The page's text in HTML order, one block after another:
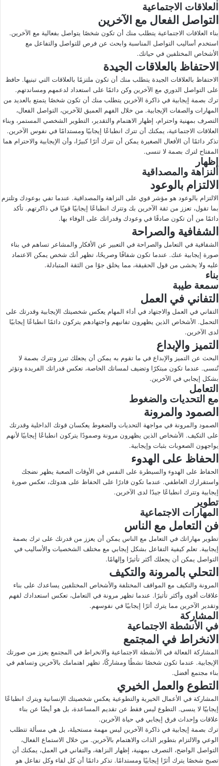
العلاقات الاجتماعية
التواصل الفعال مع الآخرين
بناء العلاقات الاجتماعية يتطلب منك أن تكون شخصًا يتواصل بفعالية مع الآخرين.
استخدم أساليب التواصل المناسبة وابحث عن فرص للتواصل والتفاعل مع
الأشخاص المختلفين في حياتك.
الاحتفاظ بالعلاقات الجيدة
الاحتفاظ بالعلاقات الجيدة يتطلب منك أن تكون ملتزمًا بالعلاقات التي تبنيها. حافظ
على التواصل الدوري مع الآخرين وكن دائمًا على استعداد لدعمهم ومساندتهم.
ترك بصمة إيجابية في ذاكرة الآخرين يتطلب منك أن تكون شخصًا يتمتع بالعديد من
المهارات والصفات الإيجابية. من خلال الفهم العميق للآخرين، التواصل الفعال،
التصرف بمهنية واحترام، إظهار الاهتمام والتقدير، التطوير الشخصي المستمر، وبناء
العلاقات الاجتماعية، يمكنك أن تترك انطباعًا إيجابيًا ومستدامًا في نفوس الآخرين.
تذكر دائمًا أن الأفعال الصغيرة يمكن أن تترك أثرًا كبيرًا، وأن الإيجابية والاحترام هما
المفتاح لترك بصمة لا تنسى.
إظهار
النزاهة والمصداقية
الالتزام بالوعود
الالتزام بالوعود هو مؤشر قوي على النزاهة والمصداقية. عندما تفي بوعودك وتلتزم
بما تقول، تعزز من ثقة الآخرين بك وتترك انطباعًا إيجابيًا قويًا في ذاكرتهم. تأكد
دائمًا من أن تكون صادقًا في وعودك وقدراتك على الوفاء بها.
الشفافية والصراحة
الشفافية في التعامل والصراحة في التعبير عن الأفكار والمشاعر تساهم في بناء
صورة إيجابية عنك. عندما تكون شفافًا وصريحًا، تظهر أنك شخص يمكن الاعتماد
عليه ولا يخشى من قول الحقيقة، مما يخلق جوًا من الثقة المتبادلة.
بناء
سمعة طيبة
التفاني في العمل
التفاني في العمل والاجتهاد في أداء المهام يعكس شخصيتك الإيجابية وقدرتك على
التحمل. الأشخاص الذين يظهرون تفانيهم واجتهادهم يتركون دائمًا انطباعًا إيجابيًا
لدى الآخرين.
التميز والإبداع
البحث عن التميز والإبداع في ما تقوم به يمكن أن يجعلك تبرز وتترك بصمة لا
تُنسى. عندما تكون مبتكرًا وتضيف لمساتك الخاصة، تعكس قدراتك الفريدة وتؤثر
بشكل إيجابي في الآخرين.
التعامل
مع التحديات والضغوط
الصمود والمرونة
الصمود والمرونة في مواجهة التحديات والضغوط يعكسان قوتك الداخلية وقدرتك
على التكيف. الأشخاص الذين يظهرون مرونة وصمودًا يتركون انطباعًا إيجابيًا لأنهم
يواجهون الصعوبات بثبات وإيجابية.
الحفاظ على الهدوء
الحفاظ على الهدوء والسيطرة على النفس في الأوقات الصعبة يظهر نضجك
واستقرارك العاطفي. عندما تكون قادرًا على الحفاظ على هدوئك، تعكس صورة
إيجابية وتترك انطباعًا جيدًا لدى الآخرين.
تطوير
المهارات الاجتماعية
فن التعامل مع الناس
تطوير مهاراتك في التعامل مع الناس يمكن أن يعزز من قدرتك على ترك بصمة
إيجابية. تعلم كيفية التفاعل بشكل إيجابي مع مختلف الشخصيات والأساليب في
التواصل يمكن أن يجعلك أكثر تأثيرًا وإلهامًا.
التحلي بالمرونة والتكيف
المرونة والتكيف مع المواقف المختلفة والأشخاص المختلفين يساعدك على بناء
علاقات أقوى وأكثر تأثيرًا. عندما تظهر مرونة في التعامل، تعكس استعدادك لفهم
وتقدير الآخرين مما يترك أثرًا إيجابيًا في نفوسهم.
المشاركة
في الأنشطة الاجتماعية
الانخراط في المجتمع
المشاركة الفعالة في الأنشطة الاجتماعية والانخراط في المجتمع يعزز من صورتك
الإيجابية. عندما تكون شخصًا نشطًا ومشاركًا، تظهر اهتمامك بالآخرين وتساهم في
بناء مجتمع أفضل.
التطوع والعمل الخيري
المشاركة في الأعمال الخيرية والتطوعية يعكس شخصيتك الإنسانية ويترك انطباعًا
إيجابيًا لا ينسى. التطوع ليس فقط عن تقديم المساعدة، بل هو أيضًا عن بناء
علاقات وإحداث فرق إيجابي في حياة الآخرين.
ترك بصمة إيجابية في ذاكرة الآخرين ليس مهمة مستحيلة، بل هي مسألة تتطلب
الوعي والالتزام بتطوير الذات والاهتمام بالآخرين. من خلال الاستماع الفعال،
التواصل الواضح، التصرف بمهنية، إظهار النزاهة، والتفاني في العمل، يمكنك أن
تصبح شخصًا يترك أثرًا إيجابيًا ومستدامًا. تذكر دائمًا أن كل لقاء وكل تفاعل هو